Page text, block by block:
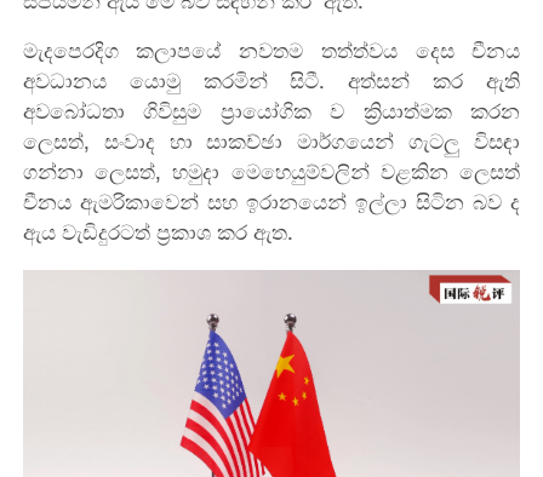
මැදපෙරදිග කලාපයේ නවතම තත්ත්වය දෙස චීනය
අවධානය යොමු කරමින් සිටී. අත්සන් කර ඇති
අවබෝධතා ගිවිසුම ප්‍රායෝගික ව ක්‍රියාත්මක කරන
ලෙසත්, සංවාද හා සාකච්ඡා මාර්ගයෙන් ගැටලු විසඳා
ගන්නා ලෙසත්, හමුදා මෙහෙයුම්වලින් වළකින ලෙසත්
චීනය ඇමරිකාවෙන් සහ ඉරානයෙන් ඉල්ලා සිටින බව ද
ඇය වැඩිදුරටත් ප්‍රකාශ කර ඇත.